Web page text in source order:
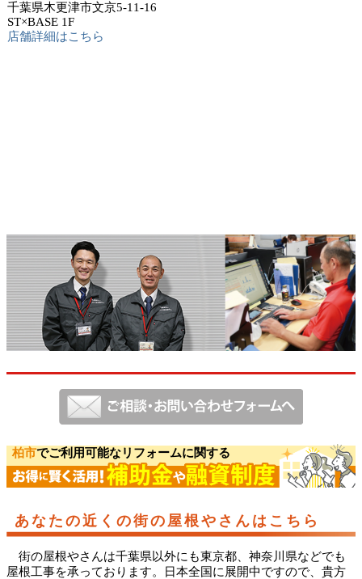
千葉県木更津市文京5-11-16
ST×BASE 1F
店舗詳細はこちら
柏市でご利用可能なリフォームに関する
あなたの近くの街の屋根やさんはこちら
街の屋根やさんは千葉県以外にも東京都、神奈川県などでも
屋根工事を承っております。日本全国に展開中ですので、貴方